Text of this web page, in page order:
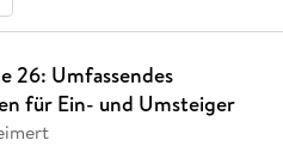
26: Umfassendes
für Ein- und Umsteiger